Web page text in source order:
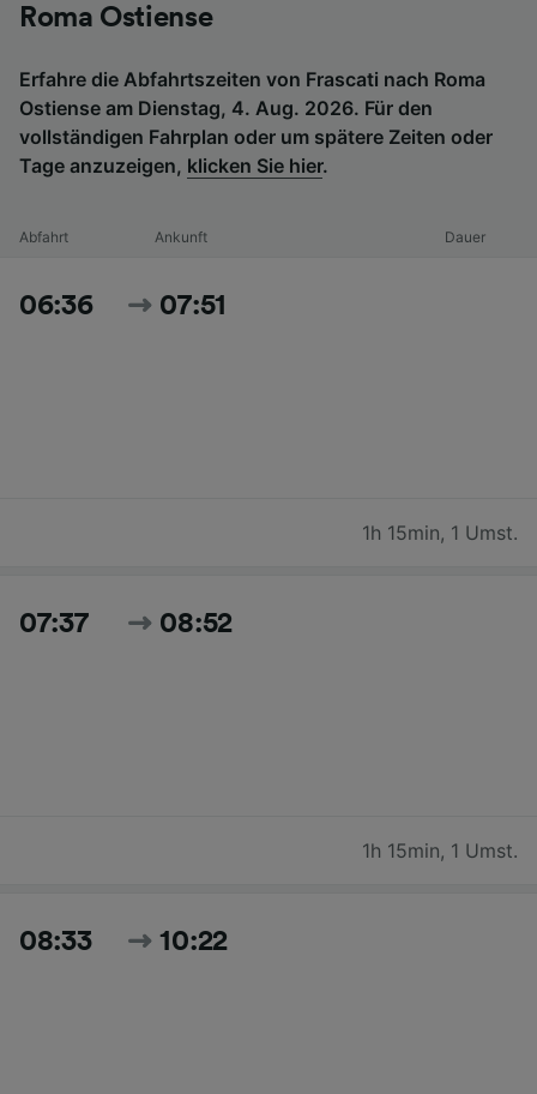
Roma Ostiense
Erfahre die Abfahrtszeiten von Frascati nach Roma
Ostiense am Dienstag, 4. Aug. 2026. Für den
vollständigen Fahrplan oder um spätere Zeiten oder
Tage anzuzeigen, klicken Sie hier.
Abfahrt Ankunft Dauer
06:36 07:51
1h 15min, 1 Umst.
07:37 08:52
1h 15min, 1 Umst.
08:33 10:22